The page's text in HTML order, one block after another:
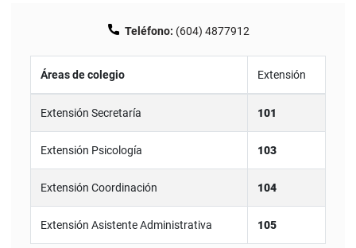
Teléfono: (604) 4877912
Áreas de colegio Extensión
Extensión Secretaría 101
Extensión Psicología 103
Extensión Coordinación 104
Extensión Asistente Administrativa 105